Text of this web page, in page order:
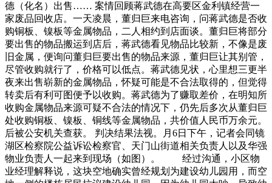
德（化名）出售…… 案情回顾蒋武德在高要区金利镇经营一
家废品回收店。一天凌晨，董归巨来电咨询，问蒋武德是否收
购铜板、镍板等金属物品，二人相约到店面谈。董归巨将部分
要出售的物品搬运到店后，蒋武德看见物品比较新，不像是废
旧金属，便询问董归巨要出售的物品来源，董归巨让其别管，
尽管收购就行了，价格可以低点。蒋武德见状，心里想三更半
夜来出售崭新的金属物品，怀疑可能是不合法取得的，但觉得
转卖后有利可图便予以收购。蒋武德为了赚取差价，在明知所
收购金属物品来源可疑不合法的情况下，仍先后多次从董归巨
处收购铜板、镍板、铜线等金属物品，共价值人民币万余元。
后被公安机关查获。 判决结果法视。月6日下午，记者会同镜
湖区检察院公益诉讼检察官、天门山街道相关负责人以及华强
物业负责人一起来到现场（如图）。 经过沟通，小区物
业经理解释说，这块空地确实曾经规划为建设幼儿园用，而空